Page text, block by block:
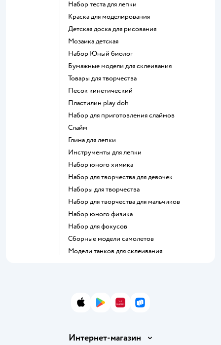
Набор теста для лепки
Краска для моделирования
Детская доска для рисования
Мозаика детская
набор Юный биолог
Бумажные модели для склеивания
Товары для творчества
Песок кинетический
Пластилин play doh
Набор для приготовления слаймов
Слайм
Глина для лепки
Инструменты для лепки
Набор юного химика
Набор для творчества для девочек
Наборы для творчества
Набор для творчества для мальчиков
Набор юного физика
Набор для фокусов
Сборные модели самолетов
Модели танков для склеивания
App StoreGoogle Play
AppGallery
RuStore
Интернет-магазин